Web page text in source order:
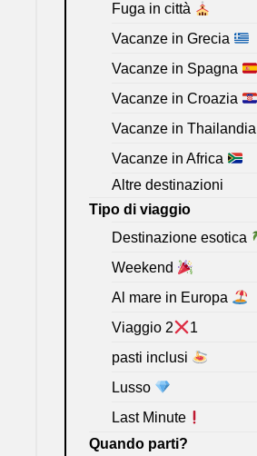
Fuga in città
Vacanze in Grecia
Vacanze in Spagna
Vacanze in Croazia
Vacanze in Thailandia
Vacanze in Africa
Altre destinazioni
Tipo di viaggio
Destinazione esotica
Weekend
Al mare in Europa
Viaggio 2
1
pasti inclusi
Lusso
Last Minute
Quando parti?